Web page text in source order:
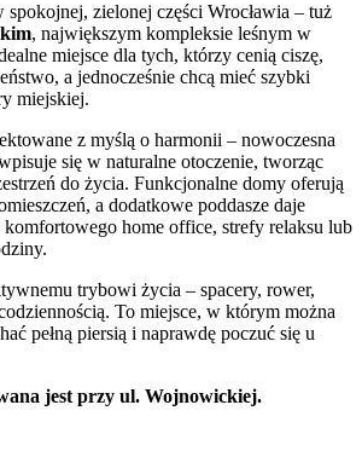
zielonej części Wrocławia – tuż
, największym kompleksie leśnym w
miejsce dla tych, którzy cenią ciszę,
a jednocześnie chcą mieć szybki
miejskiej.
z myślą o harmonii – nowoczesna
się w naturalne otoczenie, tworząc
do życia. Funkcjonalne domy oferują
a dodatkowe poddasze daje
home office, strefy relaksu lub
trybowi życia – spacery, rower,
To miejsce, w którym można
pełną piersią i naprawdę poczuć się u
jest przy ul. Wojnowickiej.